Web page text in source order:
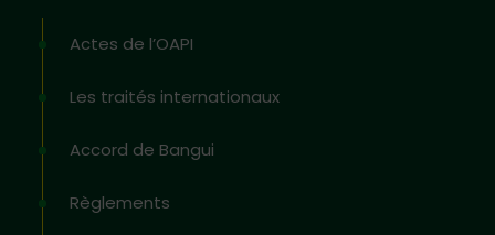
Actes de l’OAPI
Les traités internationaux
Accord de Bangui
Règlements